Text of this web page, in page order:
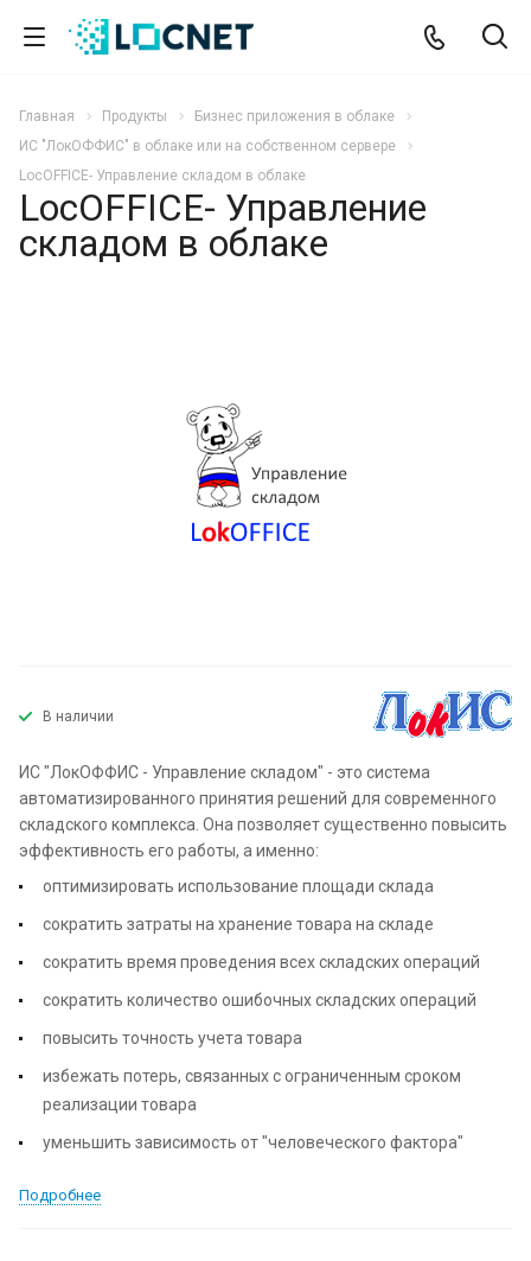
Главная Продукты
Бизнес приложения в облаке
ИС "ЛокОФФИС" в облаке или на собственном сервере
LocOFFICE- Управление складом в облаке
LocOFFICE- Управление
складом в облаке
В наличии
ИС "ЛокОФФИС - Управление складом" - это система
автоматизированного принятия решений для современного
складского комплекса. Она позволяет существенно повысить
эффективность его работы, а именно:
оптимизировать использование площади склада
сократить затраты на хранение товара на складе
сократить время проведения всех складских операций
сократить количество ошибочных складских операций
повысить точность учета товара
избежать потерь, связанных с ограниченным сроком
реализации товара
уменьшить зависимость от "человеческого фактора"
Подробнее